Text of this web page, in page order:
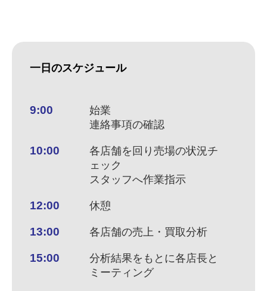
一日のスケジュール
9:00
始業
連絡事項の確認
10:00
各店舗を回り売場の状況チ
ェック
スタッフへ作業指示
12:00 休憩
13:00 各店舗の売上・買取分析
15:00
分析結果をもとに各店長と
ミーティング